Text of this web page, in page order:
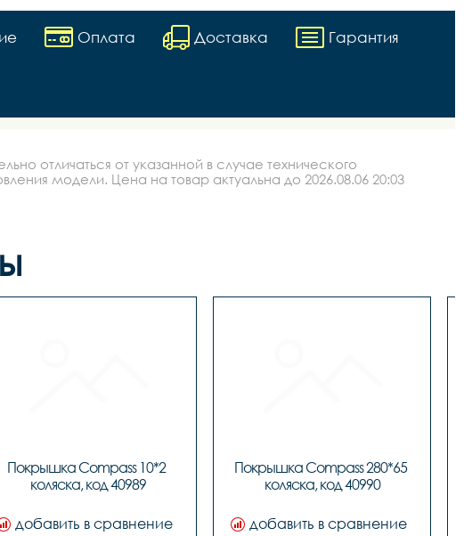
Оплата Доставка Гарантия
отличаться от указанной в случае технического
модели. Цена на товар актуальна до 2026.08.06 20:03
Покрышка Compass 10*2
коляска, код 40989
добавить в сравнение
Покрышка Compass 280*65
коляска, код 40990
добавить в сравнение